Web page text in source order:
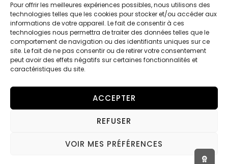
Pour offrir les meilleures expériences possibles, nous utilisons des
technologies telles que les cookies pour stocker et/ou accéder aux
informations de votre appareil. Le fait de consentir à ces
technologies nous permettra de traiter des données telles que le
comportement de navigation ou des identifiants uniques sur ce
site. Le fait de ne pas consentir ou de retirer votre consentement
peut avoir des effets négatifs sur certaines fonctionnalités et
caractéristiques du site.
ACCEPTER
REFUSER
VOIR MES PRÉFÉRENCES
AMP - BRAKING COMPONENTS
© 2026 RIDESIGN SAS - Tous Droits Réservés